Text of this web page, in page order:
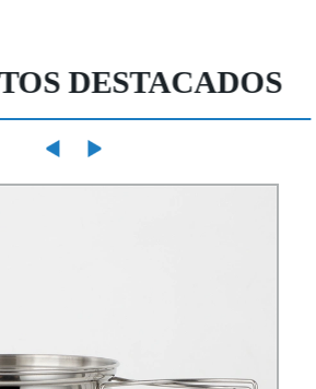
DESTACADOS